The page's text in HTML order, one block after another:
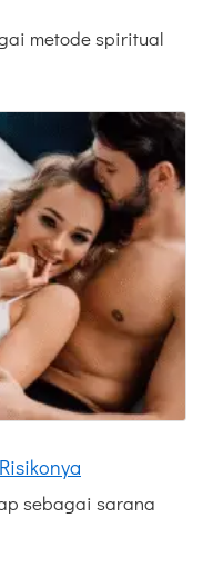
metode spiritual
sebagai sarana